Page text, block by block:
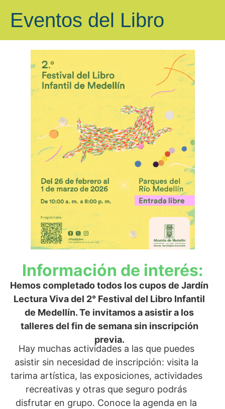
Eventos del Libro
Información de interés:
Hemos completado todos los cupos de Jardín
Lectura Viva del 2° Festival del Libro Infantil
de Medellín. Te invitamos a asistir a los
talleres del fin de semana sin inscripción
previa.
Hay muchas actividades a las que puedes
asistir sin necesidad de inscripción: visita la
tarima artística, las exposiciones, actividades
recreativas y otras que seguro podrás
disfrutar en grupo. Conoce la agenda en la